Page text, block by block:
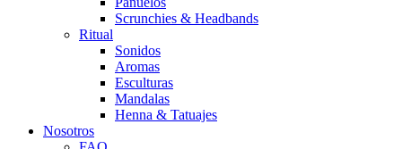
Scrunchies & Headbands
Ritual
Sonidos
Aromas
Esculturas
Mandalas
Henna & Tatuajes
Nosotros